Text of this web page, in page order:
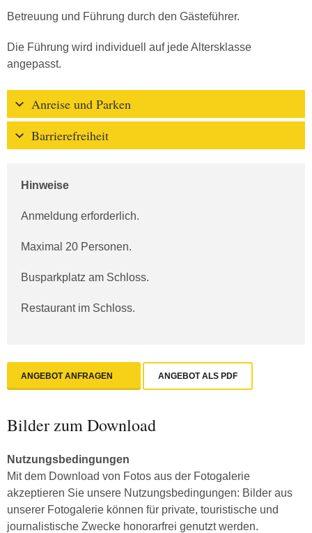
Betreuung und Führung durch den Gästeführer.
Die Führung wird individuell auf jede Altersklasse
angepasst.
Anreise und Parken
Barrierefreiheit
Hinweise
Anmeldung erforderlich.
Maximal 20 Personen.
Busparkplatz am Schloss.
Restaurant im Schloss.
ANGEBOT ANFRAGEN ANGEBOT ALS PDF
Bilder zum Download
Nutzungsbedingungen
Mit dem Download von Fotos aus der Fotogalerie
akzeptieren Sie unsere Nutzungsbedingungen: Bilder aus
unserer Fotogalerie können für private, touristische und
journalistische Zwecke honorarfrei genutzt werden.